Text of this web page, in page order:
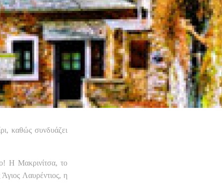
καθώς συνδυάζει
Η Μακρινίτσα, το
Λαυρέντιος, η